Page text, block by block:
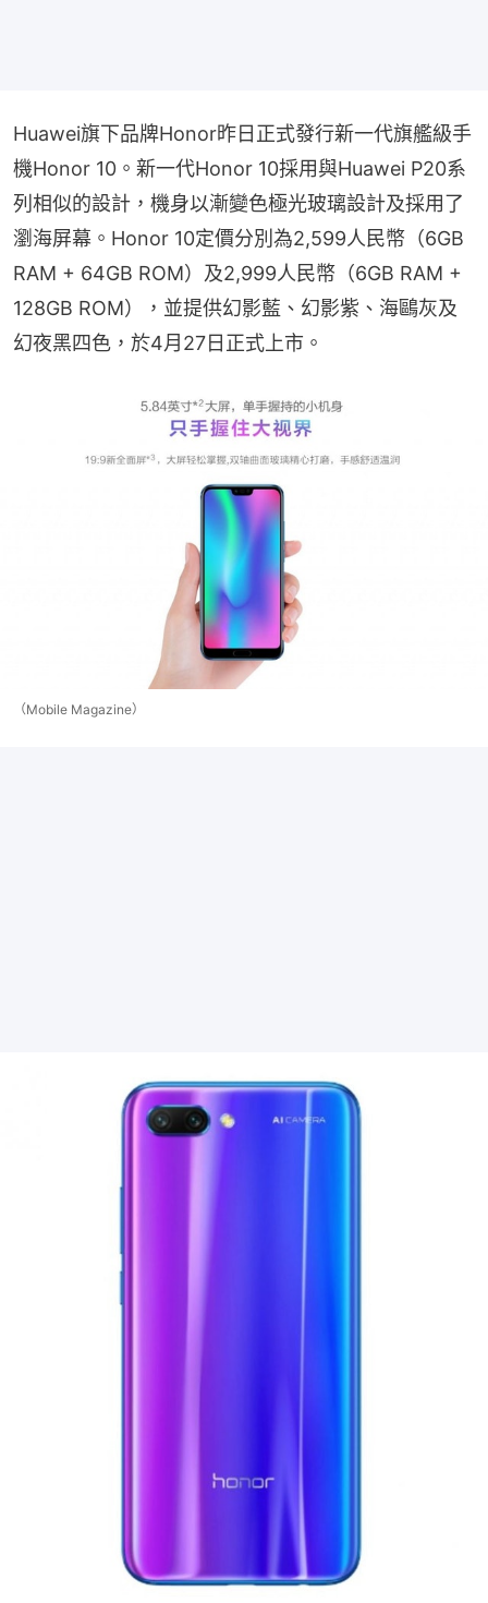
Huawei旗下品牌Honor昨日正式發行新一代旗艦級手
機Honor 10。新一代Honor 10採用與Huawei P20系
列相似的設計，機身以漸變色極光玻璃設計及採用了
瀏海屏幕。Honor 10定價分別為2,599人民幣（6GB
RAM + 64GB ROM）及2,999人民幣（6GB RAM +
128GB ROM），並提供幻影藍、幻影紫、海鷗灰及
幻夜黑四色，於4月27日正式上市。
（Mobile Magazine）